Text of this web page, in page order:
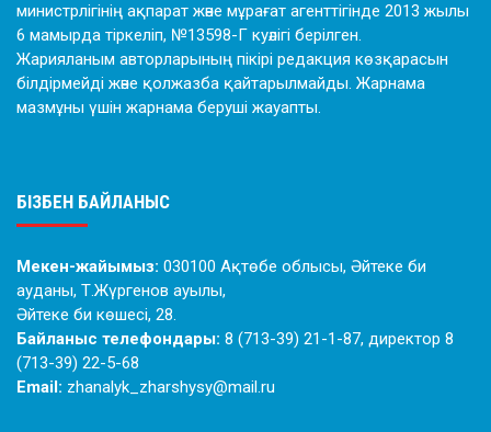
министрлігінің ақпарат және мұрағат агенттігінде 2013 жылы
6 мамырда тіркеліп, №13598-Г куәлігі берілген.
Жарияланым авторларының пікірі редакция көзқарасын
білдірмейді және қолжазба қайтарылмайды. Жарнама
мазмұны үшін жарнама беруші жауапты.
БІЗБЕН БАЙЛАНЫС
Мекен-жайымыз: 030100 Ақтөбе облысы, Әйтеке би
ауданы, Т.Жүргенов ауылы,
Әйтеке би көшесі, 28.
Байланыс телефондары: 8 (713-39) 21-1-87, директор 8
(713-39) 22-5-68
Email: zhanalyk_zharshysy@mail.ru